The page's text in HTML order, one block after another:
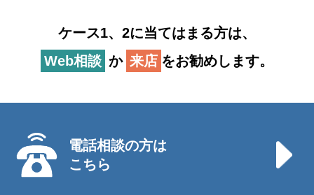
ケース1、2に当てはまる方は、
Web相談 か 来店 をお勧めします。
電話相談の方は
こちら